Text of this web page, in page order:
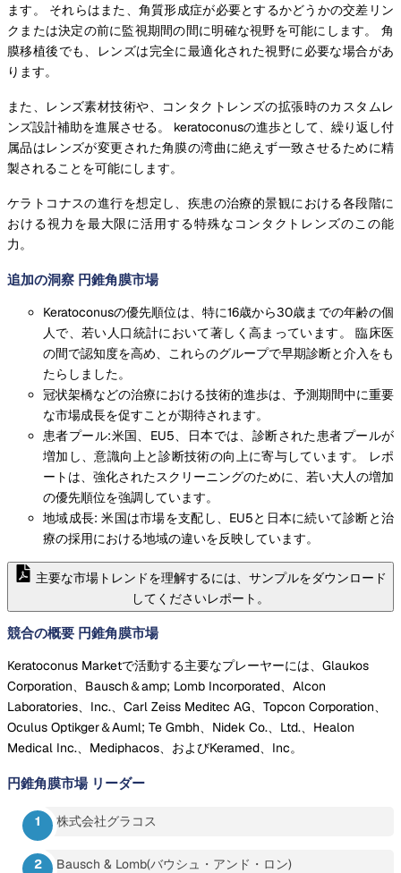
ます。 それらはまた、角質形成症が必要とするかどうかの交差リン
クまたは決定の前に監視期間の間に明確な視野を可能にします。 角
膜移植後でも、レンズは完全に最適化された視野に必要な場合があ
ります。
また、レンズ素材技術や、コンタクトレンズの拡張時のカスタムレ
ンズ設計補助を進展させる。 keratoconusの進歩として、繰り返し付
属品はレンズが変更された角膜の湾曲に絶えず一致させるために精
製されることを可能にします。
ケラトコナスの進行を想定し、疾患の治療的景観における各段階に
おける視力を最大限に活用する特殊なコンタクトレンズのこの能
力。
追加の洞察 円錐角膜市場
Keratoconusの優先順位は、特に16歳から30歳までの年齢の個
人で、若い人口統計において著しく高まっています。 臨床医
の間で認知度を高め、これらのグループで早期診断と介入をも
たらしました。
冠状架橋などの治療における技術的進歩は、予測期間中に重要
な市場成長を促すことが期待されます。
患者プール:米国、EU5、日本では、診断された患者プールが
増加し、意識向上と診断技術の向上に寄与しています。 レポ
ートは、強化されたスクリーニングのために、若い大人の増加
の優先順位を強調しています。
地域成長: 米国は市場を支配し、EU5と日本に続いて診断と治
療の採用における地域の違いを反映しています。
主要な市場トレンドを理解するには、サンプルをダウンロード
してくださいレポート。
競合の概要 円錐角膜市場
Keratoconus Marketで活動する主要なプレーヤーには、Glaukos
Corporation、Bausch＆amp; Lomb Incorporated、Alcon
Laboratories、Inc.、Carl Zeiss Meditec AG、Topcon Corporation、
Oculus Optikger＆Auml; Te Gmbh、Nidek Co.、Ltd.、Healon
Medical Inc.、Mediphacos、およびKeramed、Inc。
円錐角膜市場 リーダー
株式会社グラコス
Bausch & Lomb(バウシュ・アンド・ロン)